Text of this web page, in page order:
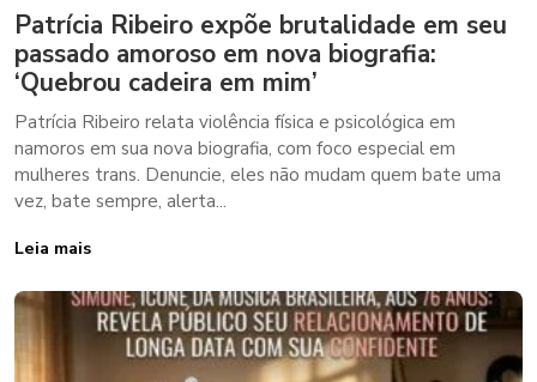
Patrícia Ribeiro expõe brutalidade em seu
passado amoroso em nova biografia:
‘Quebrou cadeira em mim’
Patrícia Ribeiro relata violência física e psicológica em
namoros em sua nova biografia, com foco especial em
mulheres trans. Denuncie, eles não mudam quem bate uma
vez, bate sempre, alerta...
Leia mais